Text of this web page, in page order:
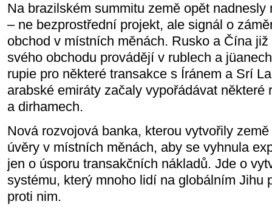
Na brazilském summitu země opět
– ne bezprostřední projekt, ale signál o
obchod v místních měnách. Rusko a Čína
svého obchodu provádějí v rublech a
rupie pro některé transakce s Íránem a Srí
arabské emiráty začaly vypořádávat některé
a dirhamech.
Nová rozvojová banka, kterou vytvořily
úvěry v místních měnách, aby se vyhnula
jen o úsporu transakčních nákladů. Jde o
systému, který mnoho lidí na globálním Jihu
proti nim.